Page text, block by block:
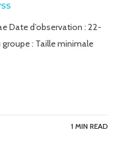
Date d’observation : 22-
: Taille minimale
1 MIN READ